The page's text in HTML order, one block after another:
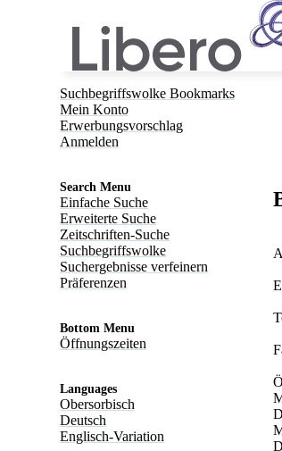
Suchbegriffswolke Bookmarks
Mein Konto
Erwerbungsvorschlag
Anmelden
Search Menu
Einfache Suche
Erweiterte Suche
Zeitschriften-Suche
Suchbegriffswolke
Suchergebnisse verfeinern
Präferenzen
Bottom Menu
Öffnungszeiten
Languages
Obersorbisch
Deutsch
Englisch-Variation